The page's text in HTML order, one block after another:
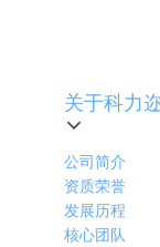
关于科力
公司简介
资质荣誉
发展历程
核心团队